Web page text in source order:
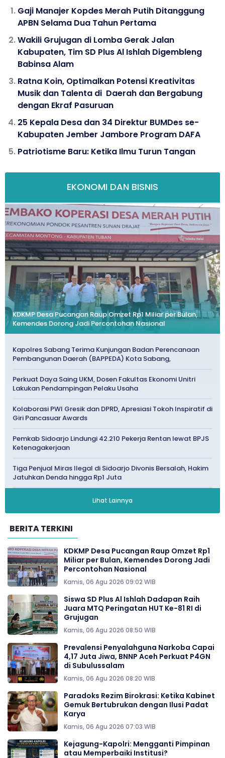
Gaji Manajer Kopdes Merah Putih Ditanggung
APBN Selama Dua Tahun Pertama
Wakili Grujugan di Lomba Gerak Jalan
Kabupaten, Tim SD Plus Al Ishlah Digembleng
Babinsa Alam
Ratna Koin, Optimalkan Potensi Kreativitas
Musik dan Talenta di Daerah dan Bergabung
dengan Ekraf Pasuruan
25 Kepala Desa dan 34 Direktur BUMDes se-
Kabupaten Jember Jambore Program DAFA
Patriotisme Baru: Ketika Ilmu Turun Tangan
EKONOMI DAN BISNIS
KDKMP Desa Pucangan Raup Omzet Rp1 Miliar per Bulan,
Kemendes Dorong Jadi Percontohan Nasional
Kapolres Sabang Terima Kunjungan Badan Perencanaan
Pembangunan Daerah (BAPPEDA) Kota Sabang,
Perkuat Daya Saing UKM, Dosen Fakultas Ekonomi Unitri
Lakukan Pendampingan Pelaku Usaha
Kolaborasi PWI Gresik dan DPRD, Apresiasi Tokoh Inspiratif di
Giri Pancasuar Awards
Pemkab Sidoarjo Lindungi 42.210 Pekerja Rentan lewat BPJS
Ketenagakerjaan
Tiga Penjual Miras Ilegal di Sidoarjo Divonis Bersalah, Hakim
Jatuhkan Denda hingga Rp1 Juta
Lihat Lainnya
BERITA TERKINI
KDKMP Desa Pucangan Raup Omzet Rp1
Miliar per Bulan, Kemendes Dorong Jadi
Percontohan Nasional
Kamis, 06 Agu 2026 09:02 WIB
Siswa SD Plus Al Ishlah Dadapan Raih
Juara MTQ Peringatan HUT Ke-81 RI di
Grujugan
Kamis, 06 Agu 2026 08:50 WIB
Prevalensi Penyalahguna Narkoba Capai
4,17 Juta Jiwa, BNNP Aceh Perkuat P4GN
di Subulussalam
Kamis, 06 Agu 2026 08:20 WIB
Paradoks Rezim Birokrasi: Ketika Kabinet
Gemuk Bertubrukan dengan Ilusi Padat
Karya
Kamis, 06 Agu 2026 07:03 WIB
Kejagung-Kapolri: Mengganti Pimpinan
atau Memperbaiki Institusi?